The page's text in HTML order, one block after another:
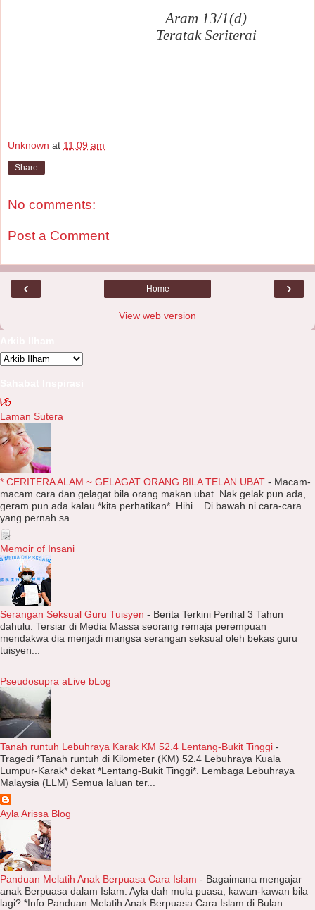
Aram 13/1(d)
Teratak Seriterai
Unknown at 11:09 am
Share
No comments:
Post a Comment
‹ ›
Home
View web version
Laman Sutera
* CERITERA ALAM ~ GELAGAT ORANG BILA TELAN UBAT - Macam-
macam cara dan gelagat bila orang makan ubat. Nak gelak pun ada,
geram pun ada kalau *kita perhatikan*. Hihi... Di bawah ni cara-cara
yang pernah sa...
Memoir of Insani
Serangan Seksual Guru Tuisyen - Berita Terkini Perihal 3 Tahun
dahulu. Tersiar di Media Massa seorang remaja perempuan
mendakwa dia menjadi mangsa serangan seksual oleh bekas guru
tuisyen...
Pseudosupra aLive bLog
Tanah runtuh Lebuhraya Karak KM 52.4 Lentang-Bukit Tinggi -
Tragedi *Tanah runtuh di Kilometer (KM) 52.4 Lebuhraya Kuala
Lumpur-Karak* dekat *Lentang-Bukit Tinggi*. Lembaga Lebuhraya
Malaysia (LLM) Semua laluan ter...
Ayla Arissa Blog
Panduan Melatih Anak Berpuasa Cara Islam - Bagaimana mengajar
anak Berpuasa dalam Islam. Ayla dah mula puasa, kawan-kawan bila
lagi? *Info Panduan Melatih Anak Berpuasa Cara Islam di Bulan